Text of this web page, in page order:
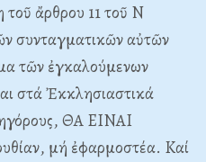
τοῦ ἄρθρου 11 τοῦ N
συνταγματικῶν αὐτῶν
τῶν ἐγκαλούμενων
στά Ἐκκλησιαστικά
ΘA EINAI
μή ἐφαρμοστέα. Kαί